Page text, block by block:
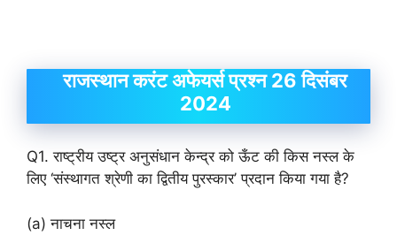
राजस्थान करंट अफेयर्स प्रश्न 26 दिसंबर
2024
Q1. राष्ट्रीय उष्ट्र अनुसंधान केन्द्र को ऊँट की किस नस्ल के
लिए ‘संस्थागत श्रेणी का द्वितीय पुरस्कार’ प्रदान किया गया है?
(a) नाचना नस्ल